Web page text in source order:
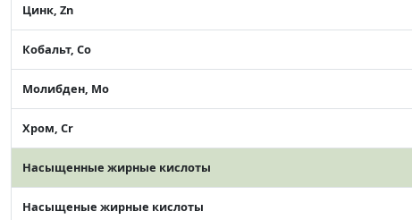
Цинк, Zn
Кобальт, Co
Молибден, Mo
Хром, Cr
Насыщенные жирные кислоты
Насыщеные жирные кислоты